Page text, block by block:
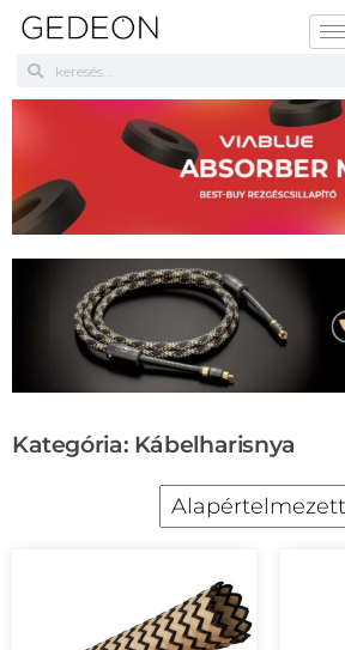
Kategória: Kábelharisnya